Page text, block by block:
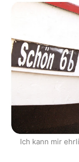
Ich kann mir